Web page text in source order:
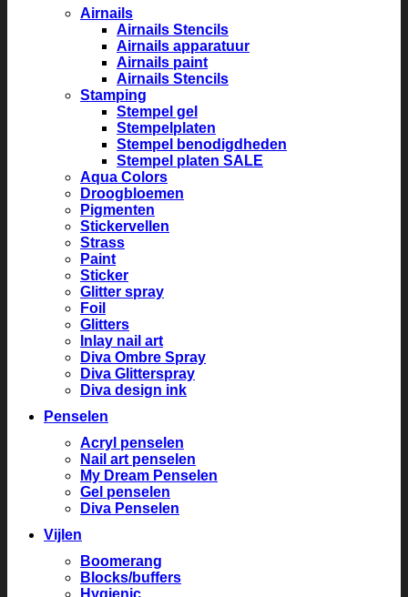
Airnails
Airnails Stencils
Airnails apparatuur
Airnails paint
Airnails Stencils
Stamping
Stempel gel
Stempelplaten
Stempel benodigdheden
Stempel platen SALE
Aqua Colors
Droogbloemen
Pigmenten
Stickervellen
Strass
Paint
Sticker
Glitter spray
Foil
Glitters
Inlay nail art
Diva Ombre Spray
Diva Glitterspray
Diva design ink
Penselen
Acryl penselen
Nail art penselen
My Dream Penselen
Gel penselen
Diva Penselen
Vijlen
Boomerang
Blocks/buffers
Hygienic